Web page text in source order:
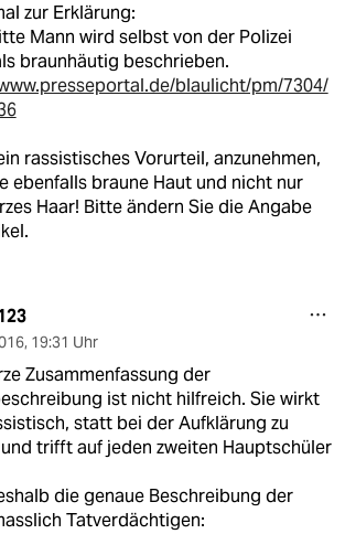
zur Erklärung:
Mann wird selbst von der Polizei
braunhäutig beschrieben.
blaulicht/pm/7304/
rassistisches Vorurteil, anzunehmen,
ebenfalls braune Haut und nicht nur
Haar! Bitte ändern Sie die Angabe
, 19:31 Uhr
Zusammenfassung der
ist nicht hilfreich. Sie wirkt
statt bei der Aufklärung zu
trifft auf jeden zweiten Hauptschüler
die genaue Beschreibung der
Tatverdächtigen: